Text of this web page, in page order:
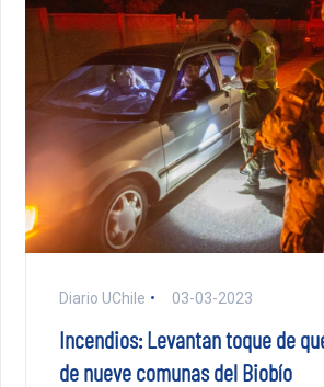
Diario UChile 03-03-2023
Incendios: Levantan toque de
de nueve comunas del Biobío